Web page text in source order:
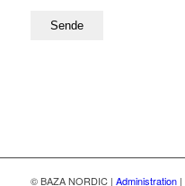
© BAZA NORDIC | Administration |